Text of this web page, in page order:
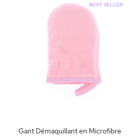
Gant Démaquillant en Microfibre